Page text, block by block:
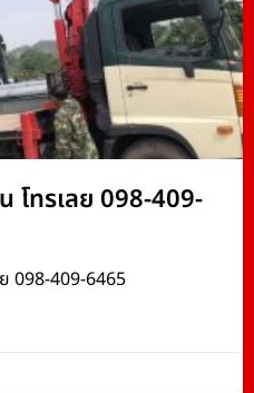
โทรเลย 098-409-
098-409-6465